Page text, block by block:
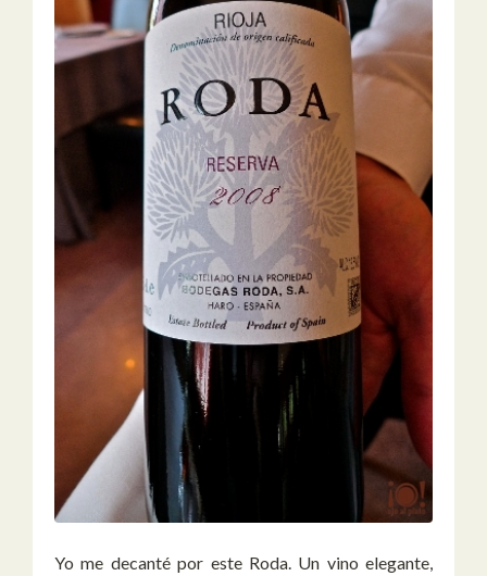
Yo me decanté por este Roda. Un vino elegante,